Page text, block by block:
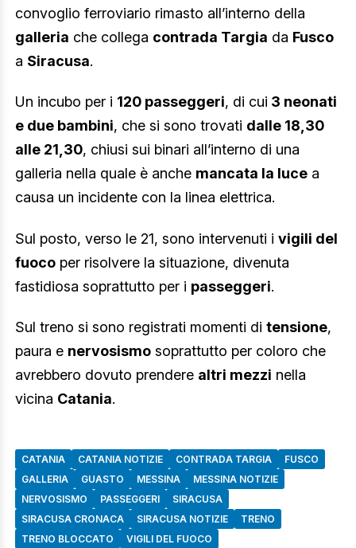
convoglio ferroviario rimasto all’interno della
galleria che collega contrada Targia da Fusco
a Siracusa.
Un incubo per i 120 passeggeri, di cui 3 neonati
e due bambini, che si sono trovati dalle 18,30
alle 21,30, chiusi sui binari all’interno di una
galleria nella quale è anche mancata la luce a
causa un incidente con la linea elettrica.
Sul posto, verso le 21, sono intervenuti i vigili del
fuoco per risolvere la situazione, divenuta
fastidiosa soprattutto per i passeggeri.
Sul treno si sono registrati momenti di tensione,
paura e nervosismo soprattutto per coloro che
avrebbero dovuto prendere altri mezzi nella
vicina Catania.
CATANIA CATANIA NOTIZIE CONTRADA TARGIA
FUSCO
GALLERIA
GUASTO MESSINA
MESSINA NOTIZIE
NERVOSISMO
PASSEGGERI
SIRACUSA
SIRACUSA CRONACA
SIRACUSA NOTIZIE
TRENO
TRENO BLOCCATO
VIGILI DEL FUOCO